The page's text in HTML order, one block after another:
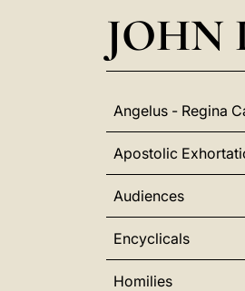
JOHN
Angelus - Regina
Apostolic
Audiences
Encyclicals
Homilies